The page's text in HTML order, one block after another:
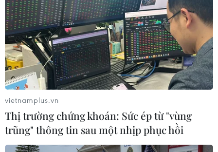
Hy Lạp bắt 3 nghi phạm đánh bom nhằm vào
chính khách đảng cầm quyền
Maroc ngăn chặn âm mưu tấn công khủng bố ở
nhiều địa điểm
Việt Nam kêu gọi tăng hợp tác quốc tế trong
chống khủng bố, bạo lực cực đoan
FBI chặn âm mưu tấn công sự kiện tại Nhà
Trắng
Thái Lan tuyên án tử hình hai bị cáo trong vụ
vietnamplus.vn
Thị trường chứng khoán: Sức ép từ "vùng
trũng" thông tin sau một nhịp phục hồi